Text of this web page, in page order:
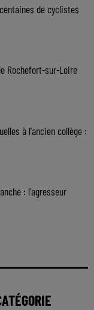
de cyclistes
Rochefort-sur-Loire
à l'ancien collège :
: l'agresseur